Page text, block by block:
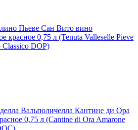
Пьеве Сан Вито вино
красное 0,75 л (Tenuta Valleselle Pieve
DOP)